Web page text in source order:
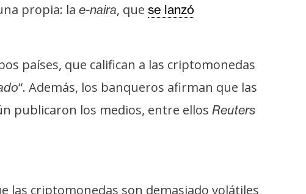
propia: la e-naira, que se lanzó
países, que califican a las criptomonedas
“. Además, los banqueros afirman que las
publicaron los medios, entre ellos Reuters
las criptomonedas son demasiado volátiles